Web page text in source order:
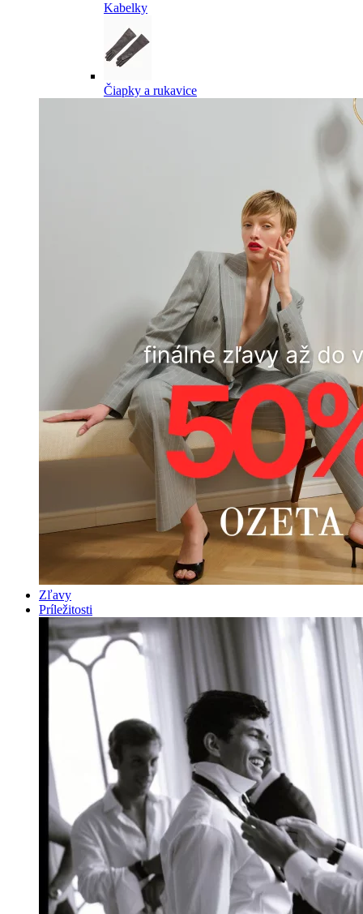
Kabelky
Čiapky a rukavice
Zľavy
Príležitosti